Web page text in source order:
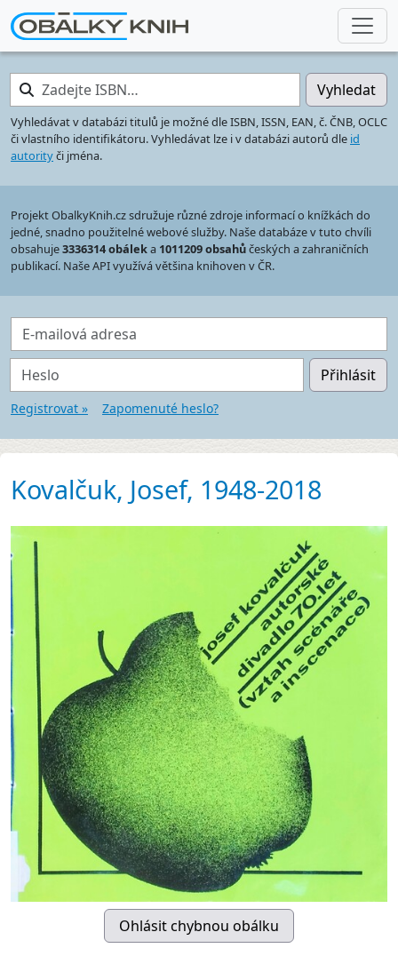
Zadejte ISBN… Vyhledat
Vyhledávat v databázi titulů je možné dle ISBN, ISSN, EAN, č. ČNB, OCLC
či vlastního identifikátoru. Vyhledávat lze i v databázi autorů dle id
autorityči jména.
Projekt ObalkyKnih.cz sdružuje různé zdroje informací o knížkách do
jedné, snadno použitelné webové služby. Naše databáze v tuto chvíli
obsahuje3336314 obáleka 1011209 obsahůčeských a zahraničních
publikací. Naše API využívá většina knihoven v ČR.
E-mailová adresa
Heslo Přihlásit
Registrovat » Zapomenuté heslo?
Kovalčuk, Josef, 1948-2018